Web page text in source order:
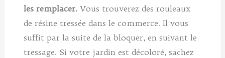
les remplacer. Vous trouverez des rouleaux
de résine tressée dans le commerce. Il vous
suffit par la suite de la bloquer, en suivant le
tressage. Si votre jardin est décoloré, sachez